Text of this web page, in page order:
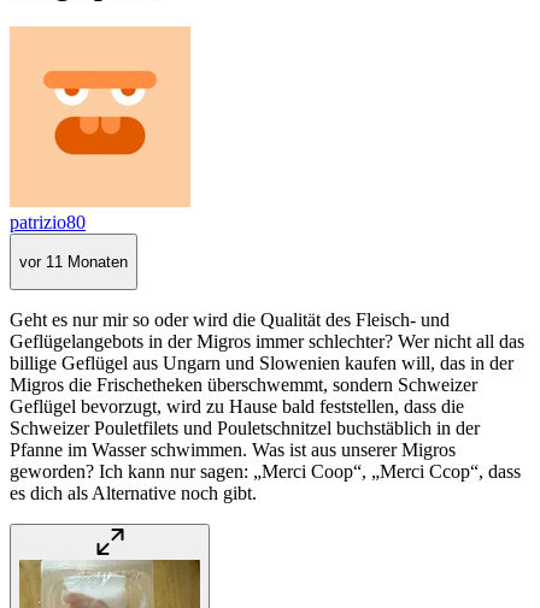
patrizio80
vor 11 Monaten
Geht es nur mir so oder wird die Qualität des Fleisch- und
Geflügelangebots in der Migros immer schlechter? Wer nicht all das
billige Geflügel aus Ungarn und Slowenien kaufen will, das in der
Migros die Frischetheken überschwemmt, sondern Schweizer
Geflügel bevorzugt, wird zu Hause bald feststellen, dass die
Schweizer Pouletfilets und Pouletschnitzel buchstäblich in der
Pfanne im Wasser schwimmen. Was ist aus unserer Migros
geworden? Ich kann nur sagen: „Merci Coop“, „Merci Ccop“, dass
es dich als Alternative noch gibt.